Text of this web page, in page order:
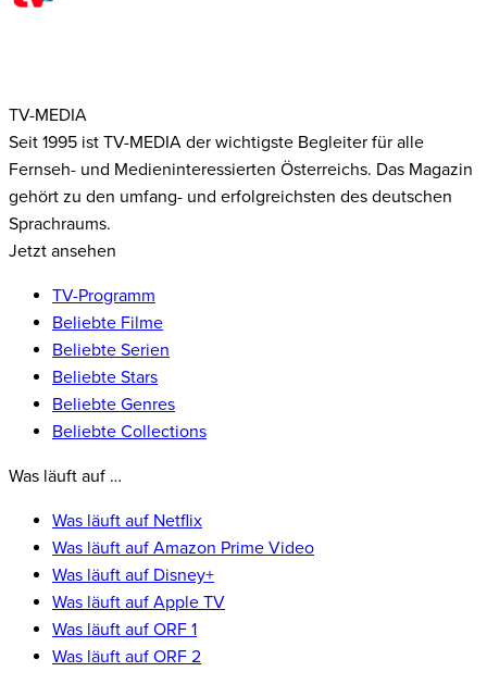
TV-MEDIA
Seit 1995 ist TV-MEDIA der wichtigste Begleiter für alle
Fernseh- und Medieninteressierten Österreichs. Das Magazin
gehört zu den umfang- und erfolgreichsten des deutschen
Sprachraums.
Jetzt ansehen
TV-Programm
Beliebte Filme
Beliebte Serien
Beliebte Stars
Beliebte Genres
Beliebte Collections
Was läuft auf …
Was läuft auf Netflix
Was läuft auf Amazon Prime Video
Was läuft auf Disney+
Was läuft auf Apple TV
Was läuft auf ORF 1
Was läuft auf ORF 2